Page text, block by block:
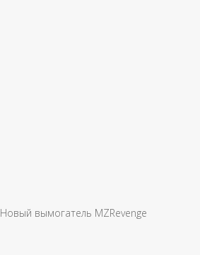
Новый вымогатель MZRevenge